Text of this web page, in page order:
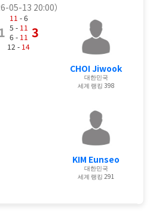
05-13 20:00）
11 - 6
5 - 11
6 - 11
12 - 14
3
CHOI Jiwook
대한민국
세계 랭킹 398
KIM Eunseo
대한민국
세계 랭킹 291